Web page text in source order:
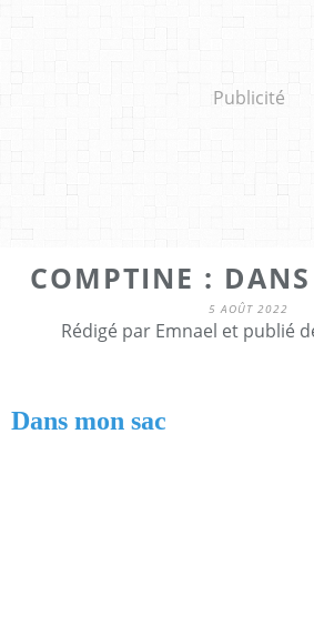
Publicité
COMPTINE :
5 AOÛT 2022
Rédigé par Emnael et publié
Dans mon sac